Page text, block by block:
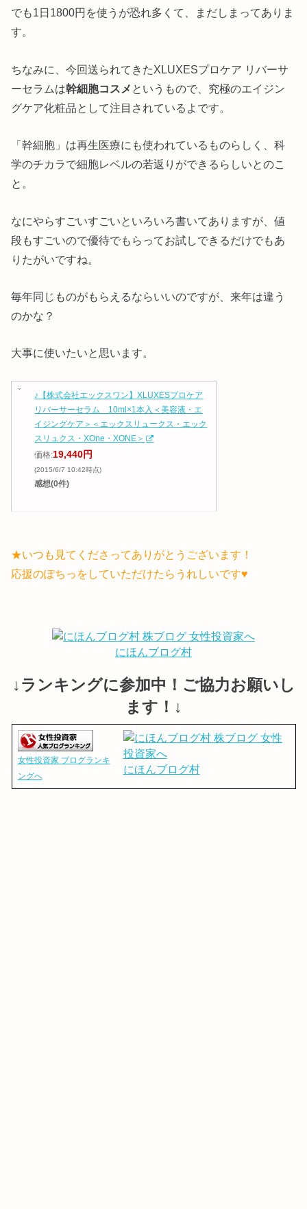
でも1日1800円を使うが恐れ多くて、まだしまってありま
す。
ちなみに、今回送られてきたXLUXESプロケア リバーサ
ーセラムは幹細胞コスメ というもので、究極のエイジン
グケア化粧品として注目されているよです。
「幹細胞」は再生医療にも使われているものらしく、科
学のチカラで細胞レベルの若返りができるらしいとのこ
と。
なにやらすごいすごいといろいろ書いてありますが、値
段もすごいので優待でもらってお試しできるだけでもあ
りたがいですね。
毎年同じものがもらえるならいいのですが、来年は違う
のかな？
大事に使いたいと思います。
♪【株式会社エックスワン】XLUXESプロケア
リバーサーセラム 10ml×1本入＜美容液・エ
イジングケア＞＜エックスリュークス・エック
スリュクス・XOne・XONE＞
価格:19,440円
(2015/6/7 10:42時点)
感想(0件)
★いつも見てくださってありがとうございます！
応援のぽちっをしていただけたらうれしいです♥
にほんブログ村
↓ランキングに参加中！ご協力お願いし
ます！↓
女性投資家 ブログランキ
ングへ
にほんブログ村